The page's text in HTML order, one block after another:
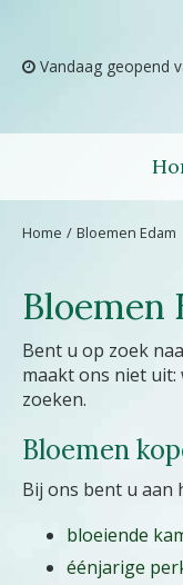
content
Home Bloemen Edam
Vandaag geopend
Bloemen
Bent u op zoek
maakt ons niet
zoeken.
Bloemen
Bij ons bent u aan
bloeiende
éénjarige